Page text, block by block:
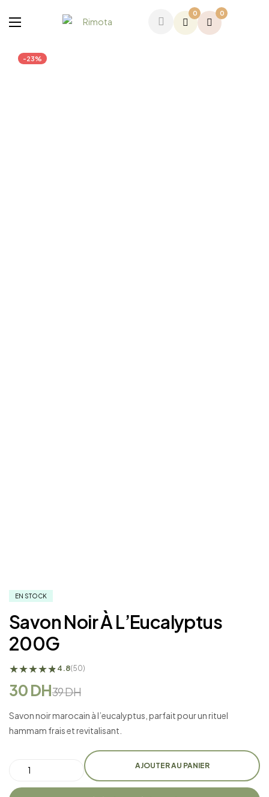
0 0
-23%
EN STOCK
Savon Noir À L’Eucalyptus
200G
★★★★★
★4.8(50)
39DH
30DH
Savon noir marocain à l’eucalyptus, parfait pour un rituel
hammam frais et revitalisant.
AJOUTER AU PANIER